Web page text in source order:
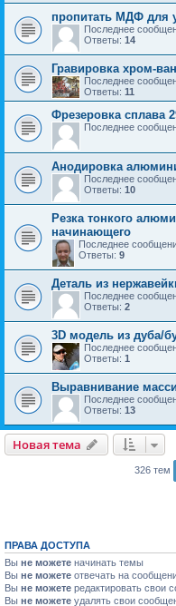
пропитать МДФ для
Последнее
Ответы: 14
Гравировка хром-
Последнее
Ответы: 11
Фрезеровка сплава
Последнее
Анодировка
Последнее
Ответы: 10
Резка тонкого
начинающего
Последнее
Ответы: 9
Деталь из
Последнее
Ответы: 2
3D модель из дуба/
Последнее
Ответы: 1
Выравнивание
Последнее
Ответы: 13
Новая тема
326 тем
ПРАВА ДОСТУПА
Вы не можете начинать темы
Вы не можете отвечать на
Вы не можете редактировать свои
Вы не можете удалять свои